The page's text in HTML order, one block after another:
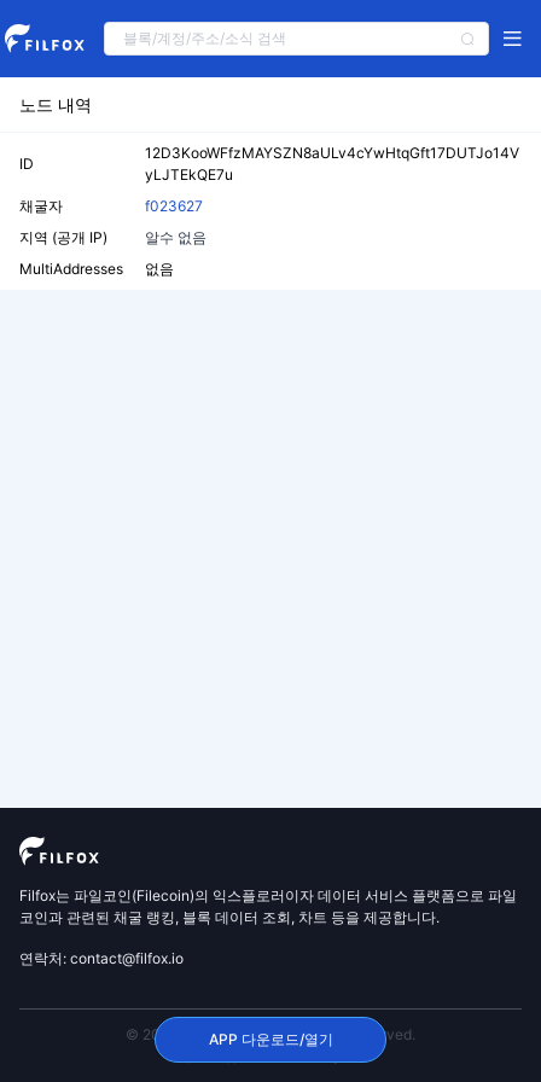
노드 내역
ID
12D3KooWFfzMAYSZN8aULv4cYwHtqGft17DUTJo14V
yLJTEkQE7u
채굴자
f023627
지역 (공개 IP)
알수 없음
MultiAddresses
없음
Filfox는 파일코인(Filecoin)의 익스플로러이자 데이터 서비스 플랫폼으로 파일
코인과 관련된 채굴 랭킹, 블록 데이터 조회, 차트 등을 제공합니다.
연락처: contact@filfox.io
© 2020 FilFox Project. All Rights Reserved.
APP 다운로드/열기